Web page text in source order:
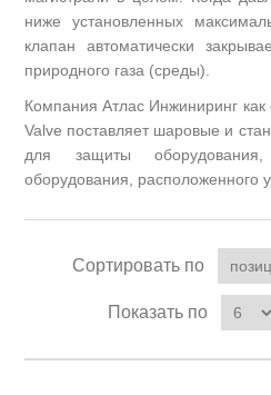
ниже установленных
клапан автоматически
природного газа (среды).
Компания Атлас Инжиниринг
Valve поставляет шаровые и
для защиты
оборудования, расположенного у
Сортировать по
Показать по